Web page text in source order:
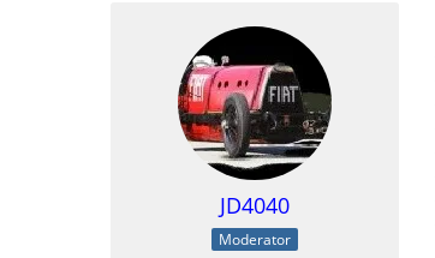
JD4040
Moderator